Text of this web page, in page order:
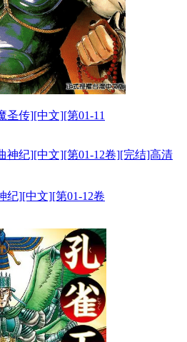
圣传][中文][第01-11
纪][中文][第01-12卷